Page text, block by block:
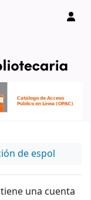
de espol
una cuenta